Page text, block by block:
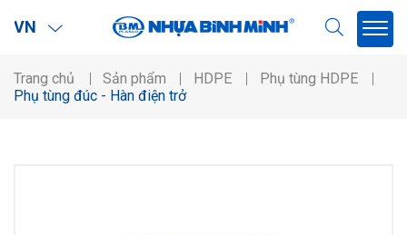
VN
Trang chủ Sản phẩm HDPE
Phụ tùng HDPE
Phụ tùng đúc - Hàn điện trở